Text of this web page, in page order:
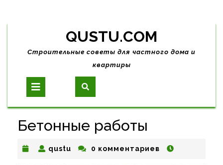
Skip
content
QUSTU.COM
Строительные советы для частного дома и
квартиры
Open
Button
Бетонные работы
qustu qustu0 комментариев